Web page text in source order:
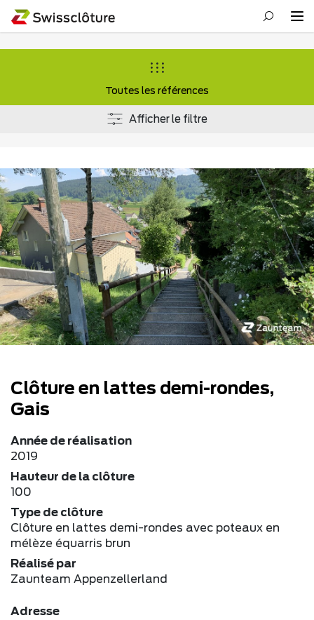
Toutes les références
Afficher le filtre
Clôture en lattes demi-rondes,
Gais
Année de réalisation
2019
Hauteur de la clôture
100
Type de clôture
Clôture en lattes demi-rondes avec poteaux en
mélèze équarris brun
Réalisé par
Zaunteam Appenzellerland
Adresse